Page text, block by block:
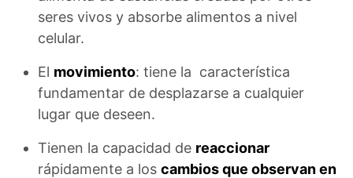
seres vivos y absorbe alimentos a nivel
celular.
El movimiento: tiene la característica
fundamentar de desplazarse a cualquier
lugar que deseen.
Tienen la capacidad de reaccionar
rápidamente a los cambios que observan en